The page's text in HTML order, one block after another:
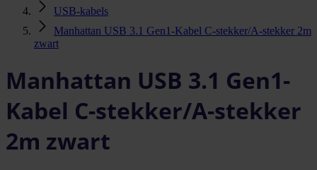
USB-kabels
Manhattan USB 3.1 Gen1-Kabel C-stekker/A-stekker 2m
zwart
Manhattan USB 3.1 Gen1-
Kabel C-stekker/A-stekker
2m zwart